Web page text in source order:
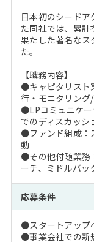
日本初のシード
た同社では、累
果たした著名なス
た。
【職務内容】
●キャピタリスト
行・モニタリン
●LPコミュニケー
でのディスカッシ
●ファンド組成：
動
●その他付随業務
ーチ、ミドルバッ
応募条件
●スタートアップ
●事業会社での新